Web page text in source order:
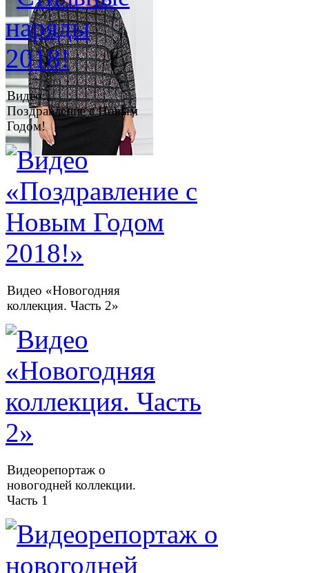
Видео:
Поздравление с Новым
Годом!
Видео «Новогодняя
коллекция. Часть 2»
Видеорепортаж о
новогодней коллекции.
Часть 1